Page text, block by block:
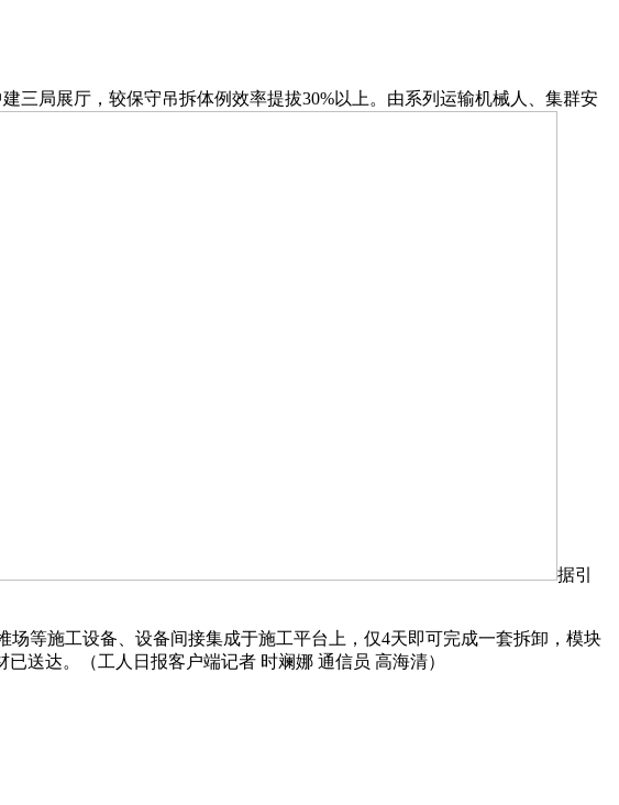
三局展厅，较保守吊拆体例效率提拔30%以上。由系列运输机械人、集群安
据引
等施工设备、设备间接集成于施工平台上，仅4天即可完成一套拆卸，模块
送达。（工人日报客户端记者 时斓娜 通信员 高海清）